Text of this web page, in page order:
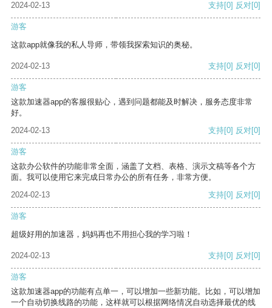
2024-02-13
支持[0] 反对[0]
游客
这款app就像我的私人导师，带领我探索知识的奥秘。
2024-02-13 支持[0] 反对[0]
游客
这款加速器app的客服很贴心，遇到问题都能及时解决，服务态度非常
好。
2024-02-13
支持[0] 反对[0]
游客
这款办公软件的功能非常全面，涵盖了文档、表格、演示文稿等各个方
面。我可以使用它来完成日常办公的所有任务，非常方便。
2024-02-13
支持[0] 反对[0]
游客
超级好用的加速器，妈妈再也不用担心我的学习啦！
2024-02-13 支持[0] 反对[0]
游客
这款加速器app的功能有点单一，可以增加一些新功能。比如，可以增加
一个自动切换线路的功能，这样就可以根据网络情况自动选择最优的线